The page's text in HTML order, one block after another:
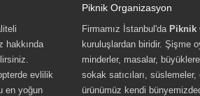
hakkında
evlilik
en yoğun
Piknik Organizasyon
Firmamız İstanbul'da Piknik
kuruluşlardan biridir. Şişme
minderler, masalar,
sokak satıcıları,
ürünümüz kendi